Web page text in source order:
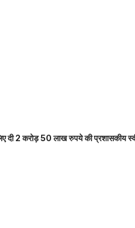
दी 2 करोड़ 50 लाख रुपये की प्रशासकीय